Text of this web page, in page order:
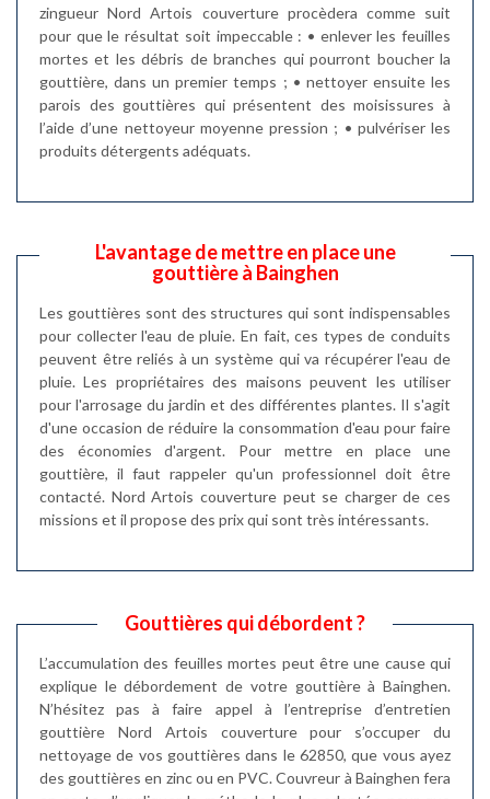
zingueur Nord Artois couverture procèdera comme suit
pour que le résultat soit impeccable : • enlever les feuilles
mortes et les débris de branches qui pourront boucher la
gouttière, dans un premier temps ; • nettoyer ensuite les
parois des gouttières qui présentent des moisissures à
l’aide d’une nettoyeur moyenne pression ; • pulvériser les
produits détergents adéquats.
L'avantage de mettre en place une
gouttière à Bainghen
Les gouttières sont des structures qui sont indispensables
pour collecter l'eau de pluie. En fait, ces types de conduits
peuvent être reliés à un système qui va récupérer l'eau de
pluie. Les propriétaires des maisons peuvent les utiliser
pour l'arrosage du jardin et des différentes plantes. Il s'agit
d'une occasion de réduire la consommation d'eau pour faire
des économies d'argent. Pour mettre en place une
gouttière, il faut rappeler qu'un professionnel doit être
contacté. Nord Artois couverture peut se charger de ces
missions et il propose des prix qui sont très intéressants.
Gouttières qui débordent ?
L’accumulation des feuilles mortes peut être une cause qui
explique le débordement de votre gouttière à Bainghen.
N’hésitez pas à faire appel à l’entreprise d’entretien
gouttière Nord Artois couverture pour s’occuper du
nettoyage de vos gouttières dans le 62850, que vous ayez
des gouttières en zinc ou en PVC. Couvreur à Bainghen fera